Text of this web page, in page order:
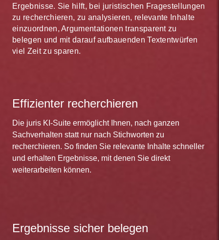
Ergebnisse. Sie hilft, bei juristischen Fragestellungen
zu recherchieren, zu analysieren, relevante Inhalte
einzuordnen, Argumentationen transparent zu
belegen und mit darauf aufbauenden Textentwürfen
viel Zeit zu sparen.
Effizienter recherchieren
Die juris KI-Suite ermöglicht Ihnen, nach ganzen
Sachverhalten statt nur nach Stichworten zu
recherchieren. So finden Sie relevante Inhalte schneller
und erhalten Ergebnisse, mit denen Sie direkt
weiterarbeiten können.
Ergebnisse sicher belegen